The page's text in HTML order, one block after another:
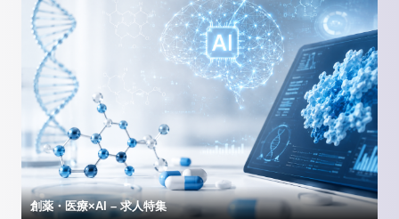
創薬・医療×AI – 求人特集